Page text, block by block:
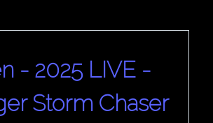
- 2025 LIVE -
Storm Chaser